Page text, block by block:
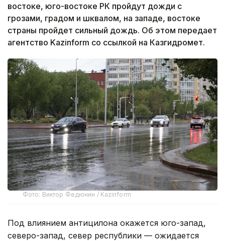
востоке, юго-востоке РК пройдут дожди с
грозами, градом и шквалом, на западе, востоке
страны пройдет сильный дождь. Об этом передает
агентство Kazinform со ссылкой на Казгидромет.
Фото: Виктор Федюнин / Kazinform
Под влиянием антицилона окажется юго-запад,
северо-запад, север республики — ожидается